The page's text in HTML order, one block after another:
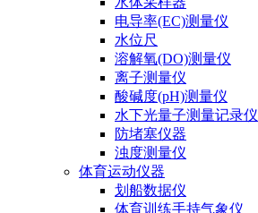
电导率(EC)测量仪
水位尺
溶解氧(DO)测量仪
离子测量仪
酸碱度(pH)测量仪
水下光量子测量记录仪
防堵塞仪器
浊度测量仪
体育运动仪器
划船数据仪
体育训练手持气象仪